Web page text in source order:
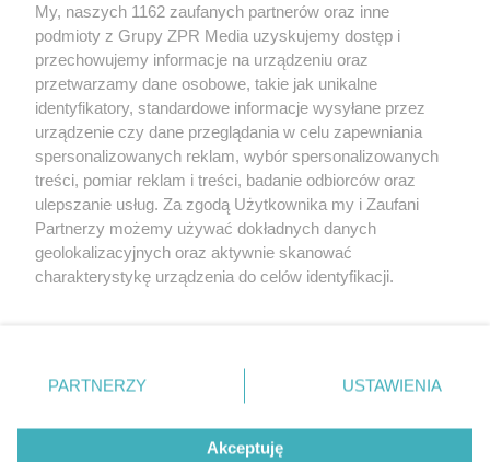
Dworzec Centrum w Sopocie
Żaden utwór zamieszczony w serwisie nie może być powielany i
rozpowszechniany lub dalej rozpowszechniany w jakikolwiek sposób (w tym
zabronione pod groźbą kary i może być ścigane prawnie.
Nasze serwisy
My, naszych 1162 zaufanych partnerów oraz inne
podmioty z Grupy ZPR Media uzyskujemy dostęp i
przechowujemy informacje na urządzeniu oraz
przetwarzamy dane osobowe, takie jak unikalne
identyfikatory, standardowe informacje wysyłane przez
urządzenie czy dane przeglądania w celu zapewniania
spersonalizowanych reklam, wybór spersonalizowanych
treści, pomiar reklam i treści, badanie odbiorców oraz
ulepszanie usług. Za zgodą Użytkownika my i Zaufani
Partnerzy możemy używać dokładnych danych
geolokalizacyjnych oraz aktywnie skanować
charakterystykę urządzenia do celów identyfikacji.
zmienić/wycofać klikając przycisk ustawień prywatności
znajdujący się w lewym dolnym rogu strony
rodzaje przetwarzania danych nie wymagają zgody
użytkownika, ale masz prawo sprzeciwić się takiemu
PARTNERZY USTAWIENIA
Akceptuję